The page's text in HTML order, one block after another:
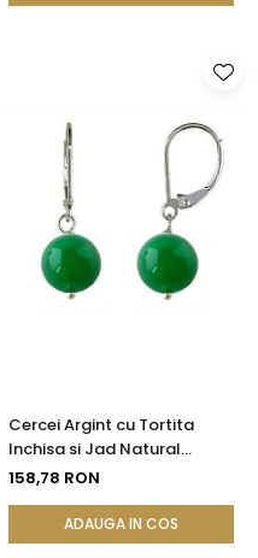
Cercei Argint cu Tortita
Inchisa si Jad Natural
Malaesian de 8 mm
158,78 RON
ADAUGA IN COS